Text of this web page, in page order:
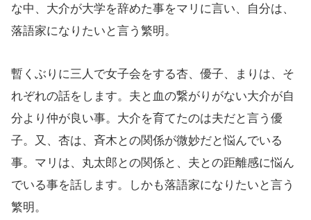
な中、大介が大学を辞めた事をマリに言い、自分は、
落語家になりたいと言う繁明。
暫くぶりに三人で女子会をする杏、優子、まりは、そ
れぞれの話をします。夫と血の繋がりがない大介が自
分より仲が良い事。大介を育てたのは夫だと言う優
子。又、杏は、斉木との関係が微妙だと悩んでいる
事。マリは、丸太郎との関係と、夫との距離感に悩ん
でいる事を話します。しかも落語家になりたいと言う
繁明。